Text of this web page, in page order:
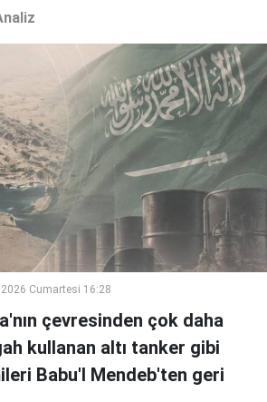
Cumartesi 16:28
çevresinden çok daha
kullanan altı tanker gibi
Babu'l Mendeb'ten geri